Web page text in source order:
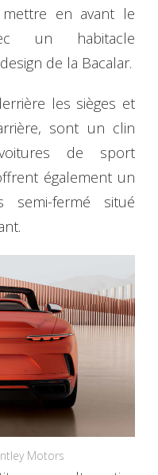
en avant le
un habitacle
de la Bacalar.
les sièges et
sont un clin
de sport
également un
semi-fermé situé
Motors